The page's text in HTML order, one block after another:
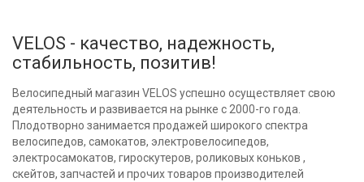
VELOS - качество, надежность,
стабильность, позитив!
Велосипедный магазин VELOS успешно осуществляет свою
деятельность и развивается на рынке с 2000-го года.
Плодотворно занимается продажей широкого спектра
велосипедов, самокатов, электровелосипедов,
электросамокатов, гироскутеров, роликовых коньков ,
скейтов, запчастей и прочих товаров производителей